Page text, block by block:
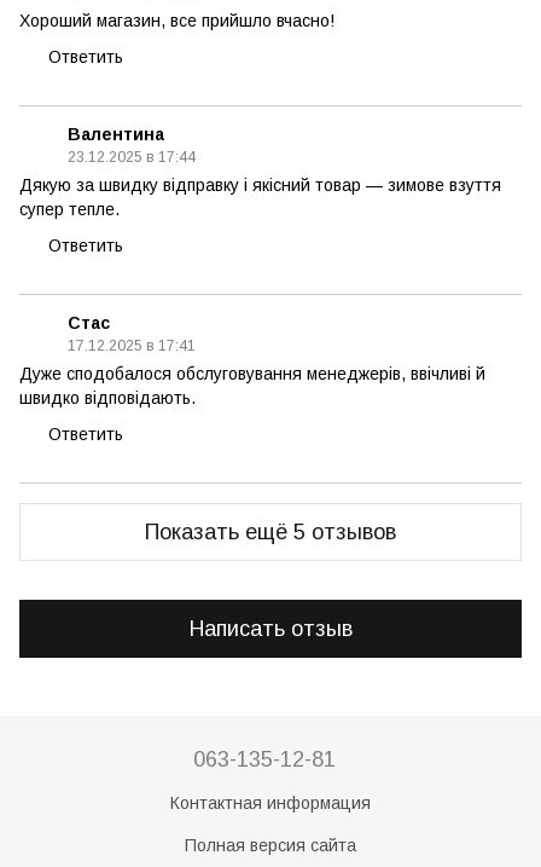
Хороший магазин, все прийшло вчасно!
Ответить
Валентина
23.12.2025 в 17:44
Дякую за швидку відправку і якісний товар — зимове взуття
супер тепле.
Ответить
Стас
17.12.2025 в 17:41
Дуже сподобалося обслуговування менеджерів, ввічливі й
швидко відповідають.
Ответить
Показать ещё 5 отзывов
Написать отзыв
063-135-12-81
Контактная информация
Полная версия сайта